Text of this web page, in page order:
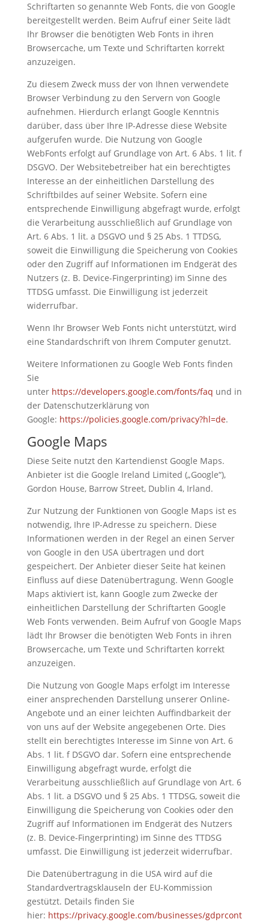
Schriftarten so genannte Web Fonts, die von Google
bereitgestellt werden. Beim Aufruf einer Seite lädt
Ihr Browser die benötigten Web Fonts in ihren
Browsercache, um Texte und Schriftarten korrekt
anzuzeigen.
Zu diesem Zweck muss der von Ihnen verwendete
Browser Verbindung zu den Servern von Google
aufnehmen. Hierdurch erlangt Google Kenntnis
darüber, dass über Ihre IP-Adresse diese Website
aufgerufen wurde. Die Nutzung von Google
WebFonts erfolgt auf Grundlage von Art. 6 Abs. 1 lit. f
DSGVO. Der Websitebetreiber hat ein berechtigtes
Interesse an der einheitlichen Darstellung des
Schriftbildes auf seiner Website. Sofern eine
entsprechende Einwilligung abgefragt wurde, erfolgt
die Verarbeitung ausschließlich auf Grundlage von
Art. 6 Abs. 1 lit. a DSGVO und § 25 Abs. 1 TTDSG,
soweit die Einwilligung die Speicherung von Cookies
oder den Zugriff auf Informationen im Endgerät des
Nutzers (z. B. Device-Fingerprinting) im Sinne des
TTDSG umfasst. Die Einwilligung ist jederzeit
widerrufbar.
Wenn Ihr Browser Web Fonts nicht unterstützt, wird
eine Standardschrift von Ihrem Computer genutzt.
Weitere Informationen zu Google Web Fonts finden
Sie
unter https://developers.google.com/fonts/faq und in
der Datenschutzerklärung von
Google: https://policies.google.com/privacy?hl=de.
Google Maps
Diese Seite nutzt den Kartendienst Google Maps.
Anbieter ist die Google Ireland Limited („Google“),
Gordon House, Barrow Street, Dublin 4, Irland.
Zur Nutzung der Funktionen von Google Maps ist es
notwendig, Ihre IP-Adresse zu speichern. Diese
Informationen werden in der Regel an einen Server
von Google in den USA übertragen und dort
gespeichert. Der Anbieter dieser Seite hat keinen
Einfluss auf diese Datenübertragung. Wenn Google
Maps aktiviert ist, kann Google zum Zwecke der
einheitlichen Darstellung der Schriftarten Google
Web Fonts verwenden. Beim Aufruf von Google Maps
lädt Ihr Browser die benötigten Web Fonts in ihren
Browsercache, um Texte und Schriftarten korrekt
anzuzeigen.
Die Nutzung von Google Maps erfolgt im Interesse
einer ansprechenden Darstellung unserer Online-
Angebote und an einer leichten Auffindbarkeit der
von uns auf der Website angegebenen Orte. Dies
stellt ein berechtigtes Interesse im Sinne von Art. 6
Abs. 1 lit. f DSGVO dar. Sofern eine entsprechende
Einwilligung abgefragt wurde, erfolgt die
Verarbeitung ausschließlich auf Grundlage von Art. 6
Abs. 1 lit. a DSGVO und § 25 Abs. 1 TTDSG, soweit die
Einwilligung die Speicherung von Cookies oder den
Zugriff auf Informationen im Endgerät des Nutzers
(z. B. Device-Fingerprinting) im Sinne des TTDSG
umfasst. Die Einwilligung ist jederzeit widerrufbar.
Die Datenübertragung in die USA wird auf die
Standardvertragsklauseln der EU-Kommission
gestützt. Details finden Sie
hier: https://privacy.google.com/businesses/gdprcont